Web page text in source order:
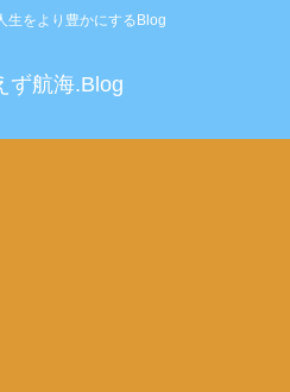
生をより豊かにするBlog
ず航海.Blog